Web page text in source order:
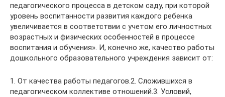
педагогического процесса в детском саду, при которой
уровень воспитанности развития каждого ребенка
увеличивается в соответствии с учетом его личностных
возрастных и физических особенностей в процессе
воспитания и обучения». И, конечно же, качество работы
дошкольного образовательного учреждения зависит от:
1. От качества работы педагогов.2. Сложившихся в
педагогическом коллективе отношений.3. Условий,